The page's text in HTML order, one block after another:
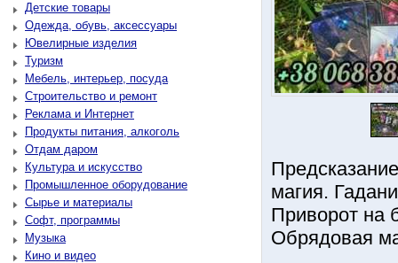
Детские товары
Одежда, обувь, аксессуары
Ювелирные изделия
Туризм
Мебель, интерьер, посуда
Строительство и ремонт
Реклама и Интернет
Продукты питания, алкоголь
Отдам даром
Культура и искусство
Промышленное оборудование
Сырье и материалы
Софт, программы
Музыка
Кино и видео
магия.
Приворот на
Обрядовая